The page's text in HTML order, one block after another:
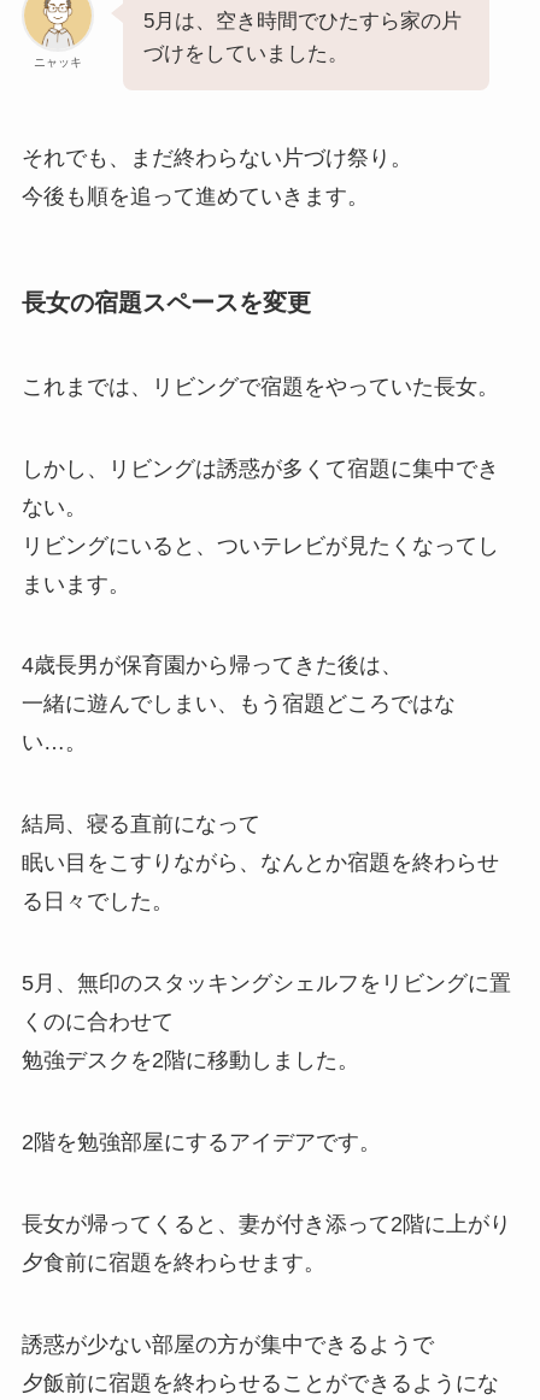
ニャッキ
5月は、空き時間でひたすら家の片
づけをしていました。
それでも、まだ終わらない片づけ祭り。
今後も順を追って進めていきます。
長女の宿題スペースを変更
これまでは、リビングで宿題をやっていた長女。
しかし、リビングは誘惑が多くて宿題に集中でき
ない。
リビングにいると、ついテレビが見たくなってし
まいます。
4歳長男が保育園から帰ってきた後は、
一緒に遊んでしまい、もう宿題どころではな
い…。
結局、寝る直前になって
眠い目をこすりながら、なんとか宿題を終わらせ
る日々でした。
5月、無印のスタッキングシェルフをリビングに置
くのに合わせて
勉強デスクを2階に移動しました。
2階を勉強部屋にするアイデアです。
長女が帰ってくると、妻が付き添って2階に上がり
夕食前に宿題を終わらせます。
誘惑が少ない部屋の方が集中できるようで
夕飯前に宿題を終わらせることができるようにな